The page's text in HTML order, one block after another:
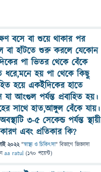
বসে বা শুয়ে থাকার পর
বা হাঁটতে শুরু করলে যেকোন
পা ভিতর থেকে বেঁকে
ধরে,মনে হয় পা থেকে কিছু
হয়ে একইদিকের হাতে
আংগুল পর্যন্ত প্রবাহিত হয়।
সাথে হাত,আঙ্গুল বেঁকে যায়।
3-৫ সেকেন্ড পর্যন্ত স্থায়ী
এবং প্রতিকার কি?
2022 "স্বাস্থ্য ও চিকিৎসা" বিভাগে জিজ্ঞাসা
aa ratul (170 পয়েন্ট)